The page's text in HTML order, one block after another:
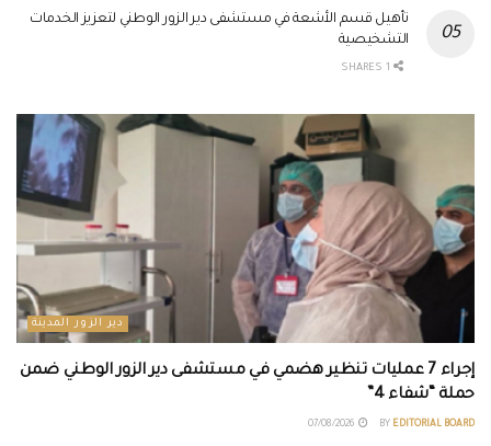
تأهيل قسم الأشعة في مستشفى دير الزور الوطني لتعزيز الخدمات
التشخيصية
دير الزور المدينة
إجراء 7 عمليات تنظير هضمي في مستشفى دير الزور الوطني ضمن
حملة “شفاء 4”
BY EDITORIAL BOARD